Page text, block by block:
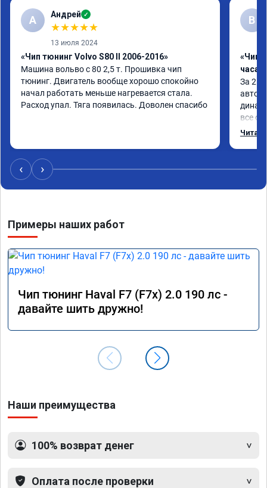
А Андрей ✓
★★★★★
13 июля 2024
«Чип тюнинг Volvo S80 II 2006-2016»
Машина вольво с 80 2,5 т. Прошивка чип
тюнинг. Двигатель вообще хорошо спокойно
начал работать меньше нагревается стала.
Расход упал. Тяга появилась. Доволен спасибо
В
«Чип
часа»
За 2
все
-
‹ ›
Примеры наших работ
Чип тюнинг Haval F7 (F7x) 2.0 190 лс -
давайте шить дружно!
Наши преимущества
100% возврат денег
Оплата после проверки